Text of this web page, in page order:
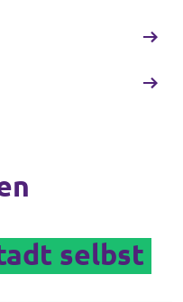
selbst